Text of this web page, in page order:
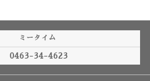
ミータイム
0463-34-4623